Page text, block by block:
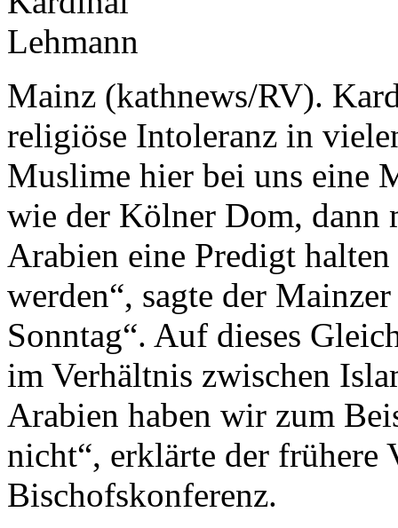
Mainz (kathnews/RV).
religiöse Intoleranz in
Muslime hier bei uns eine
wie der Kölner Dom, dann
Arabien eine Predigt
werden“, sagte der
Sonntag“. Auf dieses
im Verhältnis zwischen
Arabien haben wir zum
nicht“, erklärte der frühere
Bischofskonferenz.